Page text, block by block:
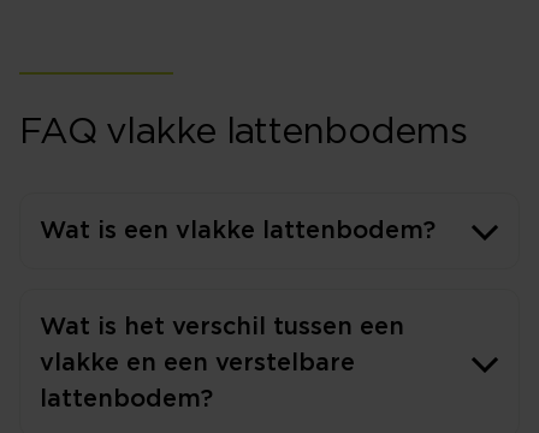
FAQ vlakke lattenbodems
Wat is een vlakke lattenbodem?
Wat is het verschil tussen een
vlakke en een verstelbare
lattenbodem?